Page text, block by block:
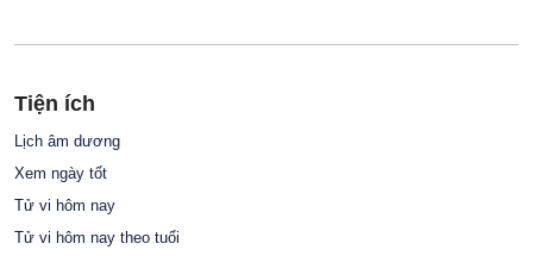
Tiện ích
Lịch âm dương
Xem ngày tốt
Tử vi hôm nay
Tử vi hôm nay theo tuổi